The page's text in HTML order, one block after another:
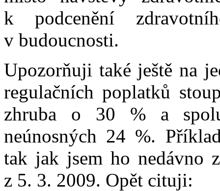
k podcenění
v budoucnosti.
Upozorňuji také ještě na
regulačních poplatků
zhruba o 30 % a
neúnosných 24 %.
tak jak jsem ho nedávno
z 5. 3. 2009. Opět cituji: